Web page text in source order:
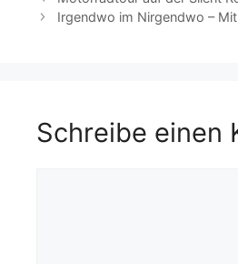
o
p
Irgendwo im Nirgendwo –
Schreibe einen